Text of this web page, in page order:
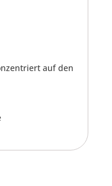
auf den